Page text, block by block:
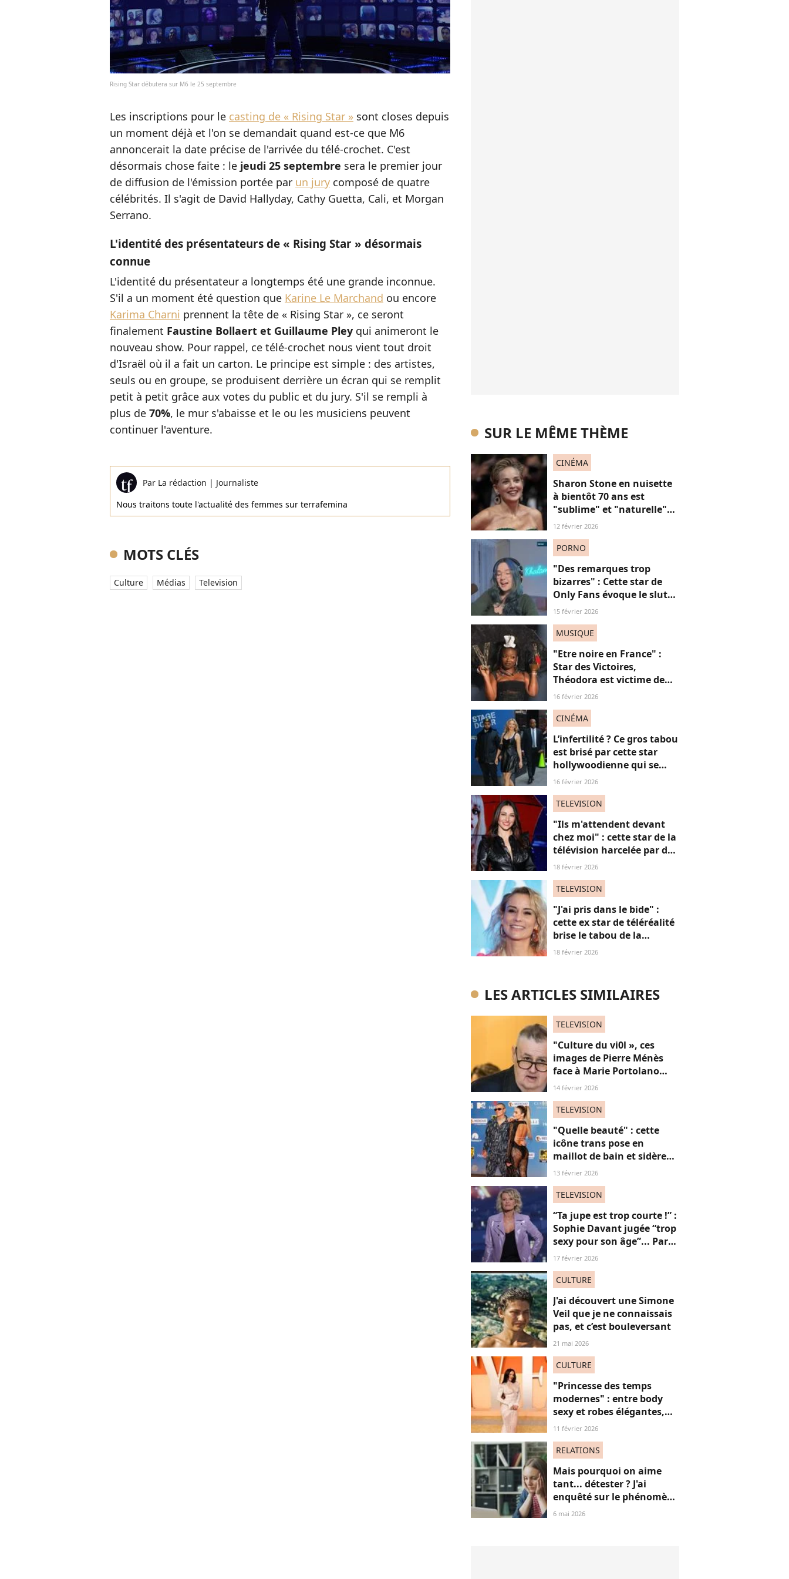
Rising Star débutera sur M6 le 25 septembre
Les inscriptions pour le casting de « Rising Star » sont closes depuis
un moment déjà et l'on se demandait quand est-ce que M6
annoncerait la date précise de l'arrivée du télé-crochet. C'est
désormais chose faite : le jeudi 25 septembre sera le premier jour
de diffusion de l'émission portée par un jury composé de quatre
célébrités. Il s'agit de David Hallyday, Cathy Guetta, Cali, et Morgan
Serrano.
L'identité des présentateurs de « Rising Star » désormais
connue
L'identité du présentateur a longtemps été une grande inconnue.
S'il a un moment été question que Karine Le Marchand ou encore
Karima Charni prennent la tête de « Rising Star », ce seront
finalement Faustine Bollaert et Guillaume Pley qui animeront le
nouveau show. Pour rappel, ce télé-crochet nous vient tout droit
d'Israël où il a fait un carton. Le principe est simple : des artistes,
seuls ou en groupe, se produisent derrière un écran qui se remplit
petit à petit grâce aux votes du public et du jury. S'il se rempli à
plus de 70%, le mur s'abaisse et le ou les musiciens peuvent
continuer l'aventure.
Par La rédaction | Journaliste
Nous traitons toute l'actualité des femmes sur terrafemina
MOTS CLÉS
Culture Médias Television
SUR LE MÊME THÈME
CINÉMA
Sharon Stone en nuisette
à bientôt 70 ans est
"sublime" et "naturelle"
sur ces images qui
"stars seniors"
12 février 2026
PORNO
"Des remarques trop
bizarres" : Cette star de
Only Fans évoque le slut
shaming et son rapport
sexe"
15 février 2026
MUSIQUE
"Etre noire en France" :
Star des Victoires,
Théodora est victime de
misogynoir : qu’est-ce que
16 février 2026
CINÉMA
L’infertilité ? Ce gros tabou
est brisé par cette star
hollywoodienne qui se
sent "moins femme"
16 février 2026
TELEVISION
"Ils m'attendent devant
chez moi" : cette star de la
télévision harcelée par des
admirateurs beaucoup
témoigne
18 février 2026
TELEVISION
"J'ai pris dans le bide" :
cette ex star de téléréalité
brise le tabou de la
ménopause
18 février 2026
LES ARTICLES SIMILAIRES
TELEVISION
"Culture du vi0l », ces
images de Pierre Ménès
face à Marie Portolano
refont surface et choquent
14 février 2026
TELEVISION
"Quelle beauté" : cette
icône trans pose en
maillot de bain et sidère
ses fans, une ode intime
13 février 2026
TELEVISION
“Ta jupe est trop courte !” :
Sophie Davant jugée “trop
sexy pour son âge”... Par
des femmes (adieu la
17 février 2026
CULTURE
J'ai découvert une Simone
Veil que je ne connaissais
pas, et c’est bouleversant
21 mai 2026
CULTURE
"Princesse des temps
modernes" : entre body
sexy et robes élégantes,
cette popstar iconique
de "diva" absolue
11 février 2026
RELATIONS
Mais pourquoi on aime
tant... détester ? J'ai
enquêté sur le phénomène
du "hate watching" (et ça
6 mai 2026